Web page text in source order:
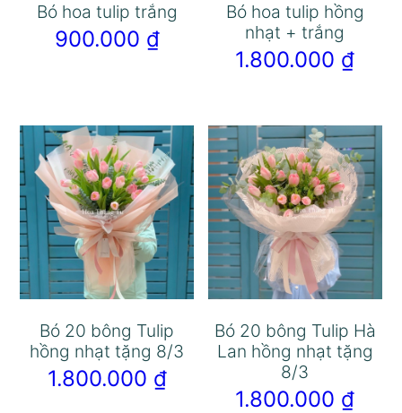
Bó hoa tulip trắng
900.000 ₫
Bó hoa tulip hồng
nhạt + trắng
1.800.000 ₫
Bó 20 bông Tulip
hồng nhạt tặng 8/3
1.800.000 ₫
Bó 20 bông Tulip Hà
Lan hồng nhạt tặng
8/3
1.800.000 ₫